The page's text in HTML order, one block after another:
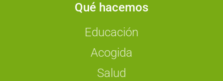
Qué hacemos
Educación
Acogida
Salud